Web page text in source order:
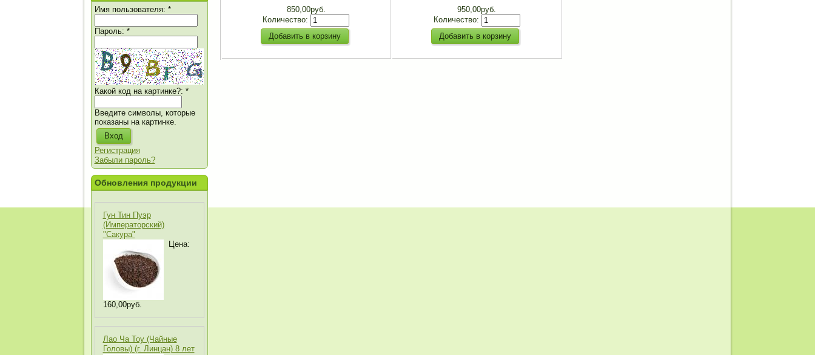
Имя пользователя: *
Пароль: *
Какой код на картинке?: *
Введите символы, которые
показаны на картинке.
Регистрация
Забыли пароль?
Обновления продукции
Гун Тин Пуэр
(Императорский)
"Сакура"
Цена:
160,00руб.
Лао Ча Тоу (Чайные
Головы) (г. Линцан) 8 лет
850,00руб.
Количество:
950,00руб.
Количество: